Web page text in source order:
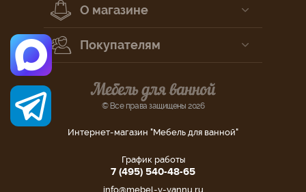
О магазине
Покупателям
© Все права защищены 2026
Интернет-магазин "Мебель для ванной"
График работы
7 (495) 540-48-65
info@mebel-v-vannu.ru